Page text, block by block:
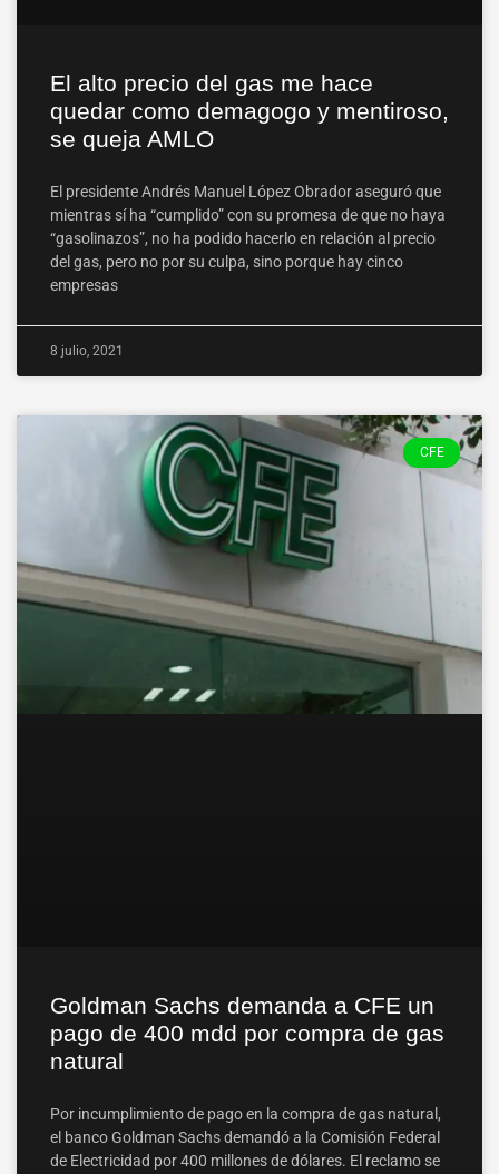
El alto precio del gas me hace
quedar como demagogo y mentiroso,
se queja AMLO
El presidente Andrés Manuel López Obrador aseguró que
mientras sí ha “cumplido” con su promesa de que no haya
“gasolinazos”, no ha podido hacerlo en relación al precio
del gas, pero no por su culpa, sino porque hay cinco
empresas
8 julio, 2021
CFE
Goldman Sachs demanda a CFE un
pago de 400 mdd por compra de gas
natural
Por incumplimiento de pago en la compra de gas natural,
el banco Goldman Sachs demandó a la Comisión Federal
de Electricidad por 400 millones de dólares. El reclamo se